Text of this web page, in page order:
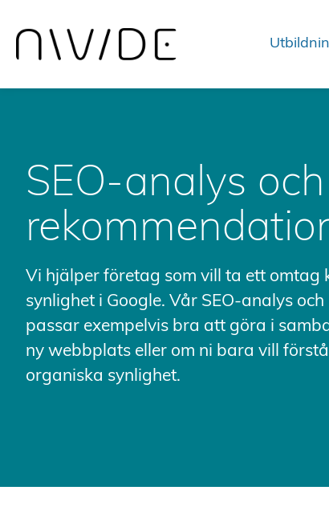
SEO-analys och
Vi hjälper företag som vill ta ett omtag
synlighet i Google. Vår SEO-analys
passar exempelvis bra att göra i
ny webbplats eller om ni bara vill
organiska synlighet.